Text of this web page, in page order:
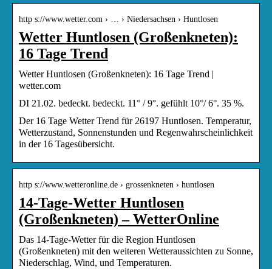
http s://www.wetter.com › … › Niedersachsen › Huntlosen
Wetter Huntlosen (Großenkneten):
16 Tage Trend
Wetter Huntlosen (Großenkneten): 16 Tage Trend |
wetter.com
DI 21.02. bedeckt. bedeckt. 11° / 9°. gefühlt 10°/ 6°. 35 %.
Der 16 Tage Wetter Trend für 26197 Huntlosen. Temperatur,
Wetterzustand, Sonnenstunden und Regenwahrscheinlichkeit
in der 16 Tagesübersicht.
http s://www.wetteronline.de › grossenkneten › huntlosen
14-Tage-Wetter Huntlosen
(Großenkneten) – WetterOnline
Das 14-Tage-Wetter für die Region Huntlosen
(Großenkneten) mit den weiteren Wetteraussichten zu Sonne,
Niederschlag, Wind, und Temperaturen.